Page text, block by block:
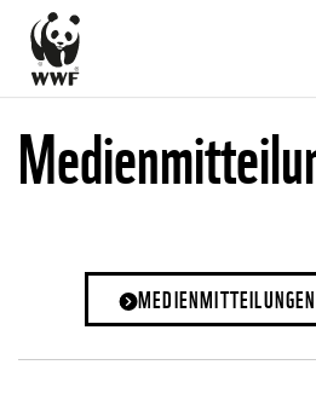
Direkt
zum
Inhalt